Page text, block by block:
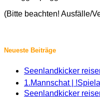
(Bitte beachten! Ausfälle/
Neueste Beiträge
Seenlandkicker
1.Mannschat |
Seenlandkicker